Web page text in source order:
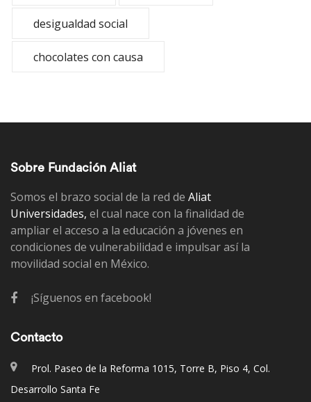
desigualdad social
chocolates con causa
Sobre Fundación Aliat
Somos el brazo social de la red de Aliat
Universidades, el cual nace con la finalidad de
ampliar el acceso a la educación a jóvenes en
condiciones de vulnerabilidad e impulsar así la
movilidad social en México.
¡Síguenos en facebook!
Contacto
Prol. Paseo de la Reforma 1015, Torre B, Piso 4, Col.
Desarrollo Santa Fe